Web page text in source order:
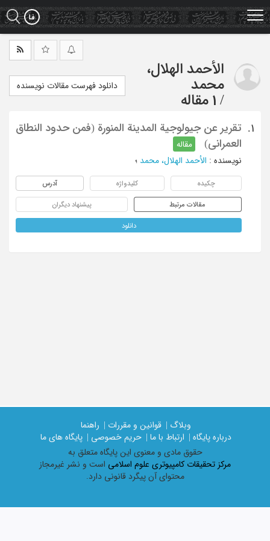
Skip
to
main
الأحمد الهلال،
محمد
/ 1 مقاله
دانلود فهرست مقالات نویسنده
1.
تقریر عن جیولوجیة المدینة المنورة (فمن حدود النطاق
العمرانی)
مقاله
نویسنده : الأحمد الهلال، محمد ؛
چکیده کلیدواژه آدرس
مقالات مرتبط پیشنهاد دیگران
دانلود
وبلاگ | قوانین و مقررات |
راهنما
درباره پایگاه |
ارتباط با ما | حریم خصوصی |
پایگاه های ما
حقوق مادی و معنوی اين پايگاه متعلق به
مرکز تحقیقات کامپیوتری علوم اسلامی است و نشر غیرمجاز
محتوای آن پیگرد قانونی دارد.